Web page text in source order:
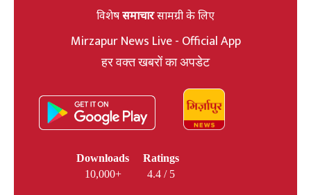
विशेषसमाचारसामग्री के लिए
Mirzapur News Live - Official App
हर वक्त खबरों का अपडेट
Downloads
10,000+
Ratings
4.4 / 5